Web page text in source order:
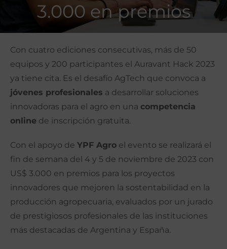
3.000 en premios
Con cuatro ediciones consecutivas, más de 50
equipos y 200 participantes el Auravant Hack 2023
ya tiene cita. Es el desafío AgTech que convoca a
jóvenes profesionales a desarrollar soluciones
innovadoras para el agro en una competencia
online de inscripción gratuita.
Con el apoyo de YPF Agro el evento se realizará el
fin de semana del 4 y 5 de noviembre de 2023 con
US$ 3.000 en premios para los proyectos
innovadores que mejoren la sostentabilidad en la
producción agropecuaria, evaluados por un jurado
de prestigiosos profesionales de las instituciones
más destacadas de Argentina y España.